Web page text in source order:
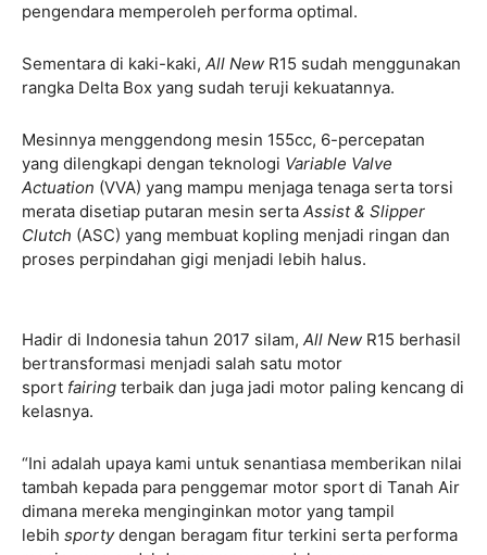
pengendara memperoleh performa optimal.
Sementara di kaki-kaki, All New R15 sudah menggunakan
rangka Delta Box yang sudah teruji kekuatannya.
Mesinnya menggendong mesin 155cc, 6-percepatan
yang dilengkapi dengan teknologi Variable Valve
Actuation (VVA) yang mampu menjaga tenaga serta torsi
merata disetiap putaran mesin serta Assist & Slipper
Clutch (ASC) yang membuat kopling menjadi ringan dan
proses perpindahan gigi menjadi lebih halus.
Hadir di Indonesia tahun 2017 silam, All New R15 berhasil
bertransformasi menjadi salah satu motor
sport fairing terbaik dan juga jadi motor paling kencang di
kelasnya.
“Ini adalah upaya kami untuk senantiasa memberikan nilai
tambah kepada para penggemar motor sport di Tanah Air
dimana mereka menginginkan motor yang tampil
lebih sportydengan beragam fitur terkini serta performa